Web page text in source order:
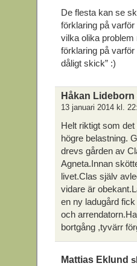
De flesta kan se
förklaring på
vilka olika
förklaring på
dåligt skick” :)
Håkan Lideborn
13 januari 2014 kl.
Helt riktigt som
högre belastning.
drevs gården av
Agneta.Innan
livet.Clas själv
vidare är
en ny ladugård
och
bortgång ,tyvärr
Mattias Eklund